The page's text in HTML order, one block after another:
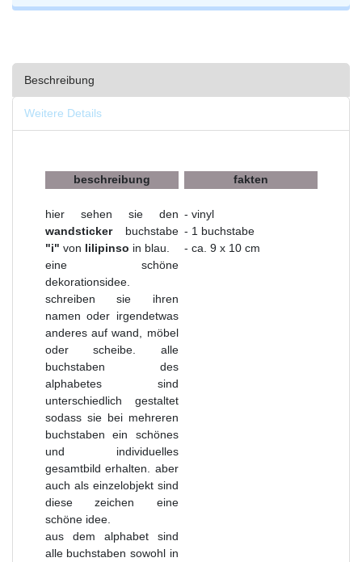
Beschreibung
Weitere Details
beschreibung fakten
hier sehen sie den
wandsticker buchstabe
"i" von lilipinso in blau.
eine schöne
dekorationsidee.
schreiben sie ihren
namen oder irgendetwas
anderes auf wand, möbel
oder scheibe. alle
buchstaben des
alphabetes sind
unterschiedlich gestaltet
sodass sie bei mehreren
buchstaben ein schönes
und individuelles
gesamtbild erhalten. aber
auch als einzelobjekt sind
diese zeichen eine
schöne idee.
aus dem alphabet sind
alle buchstaben sowohl in
- vinyl
- 1 buchstabe
- ca. 9 x 10 cm